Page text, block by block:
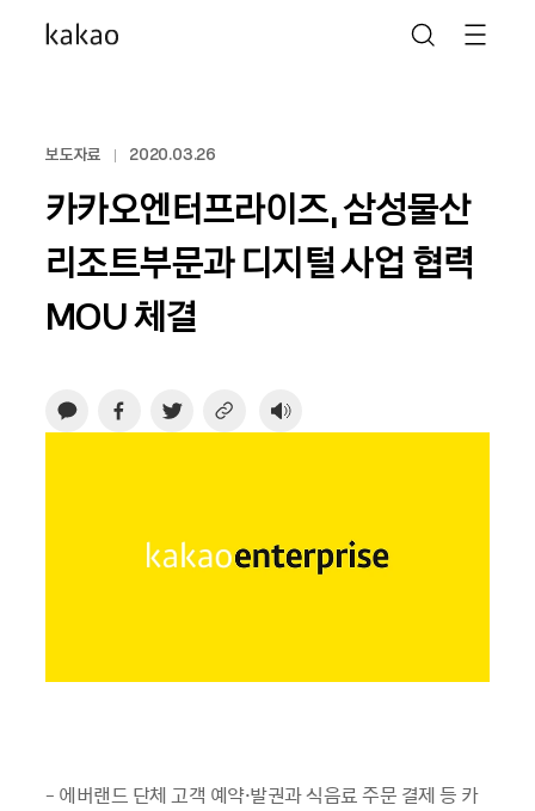
보도자료 2020.03.26
카카오엔터프라이즈, 삼성물산
리조트부문과 디지털 사업 협력
MOU 체결
- 에버랜드 단체 고객 예약·발권과 식음료 주문 결제 등 카